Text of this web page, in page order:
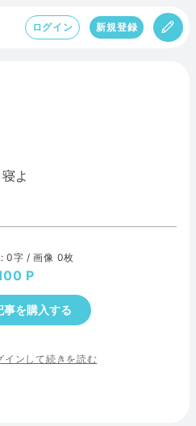
ログイン 新規登録
よ
0字 / 画像 0枚
事を購入する
インして続きを読む